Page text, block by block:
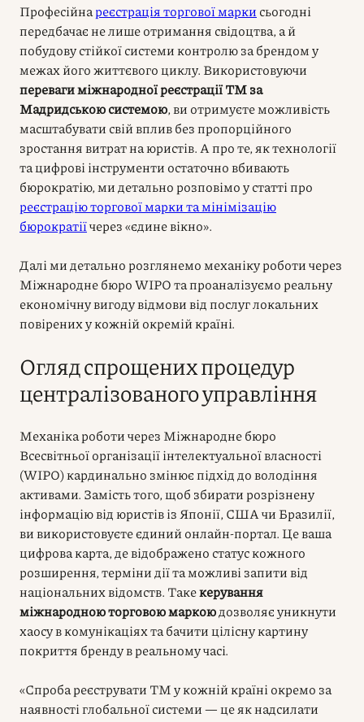
Професійнареєстрація торгової марки сьогодні
передбачає не лише отримання свідоцтва, а й
побудову стійкої системи контролю за брендом у
межах його життєвого циклу. Використовуючи
переваги міжнародної реєстрації ТМ за
Мадридською системою, ви отримуєте можливість
масштабувати свій вплив без пропорційного
зростання витрат на юристів. А про те, як технології
та цифрові інструменти остаточно вбивають
бюрократію, ми детально розповімо у статті про
реєстрацію торгової марки та мінімізацію
бюрократіїчерез «єдине вікно».
Далі ми детально розглянемо механіку роботи через
Міжнародне бюро WIPO та проаналізуємо реальну
економічну вигоду відмови від послуг локальних
повірених у кожній окремій країні.
Огляд спрощених процедур
централізованого управління
Механіка роботи через Міжнародне бюро
Всесвітньої організації інтелектуальної власності
(WIPO) кардинально змінює підхід до володіння
активами. Замість того, щоб збирати розрізнену
інформацію від юристів із Японії, США чи Бразилії,
ви використовуєте єдиний онлайн-портал. Це ваша
цифрова карта, де відображено статус кожного
розширення, терміни дії та можливі запити від
національних відомств. Такекерування
міжнародною торговою маркоюдозволяє уникнути
хаосу в комунікаціях та бачити цілісну картину
покриття бренду в реальному часі.
«Спроба реєструвати ТМ у кожній країні окремо за
наявності глобальної системи — це як надсилати